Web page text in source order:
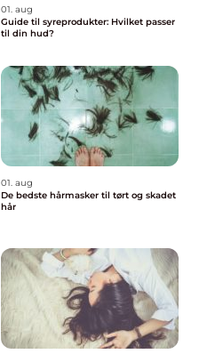
01. aug
Guide til syreprodukter: Hvilket passer
til din hud?
01. aug
De bedste hårmasker til tørt og skadet
hår